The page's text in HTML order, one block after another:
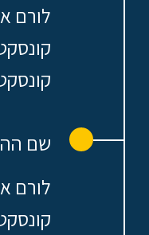
לורם
שם
לורם